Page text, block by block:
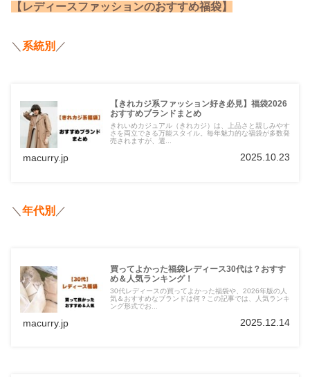
【レディースファッションのおすすめ福袋】
＼ 系統別 ／
【きれカジ系ファッション好き必見】福袋2026
おすすめブランドまとめ
きれいめカジュアル（きれカジ）は、上品さと親しみやす
さを両立できる万能スタイル。毎年魅力的な福袋が多数発
売されますが、選...
macurry.jp 2025.10.23
＼ 年代別 ／
買ってよかった福袋レディース30代は？おすす
め＆人気ランキング！
30代レディースの買ってよかった福袋や、2026年版の人
気＆おすすめなブランドは何？この記事では、人気ランキ
ング形式でお...
macurry.jp 2025.12.14